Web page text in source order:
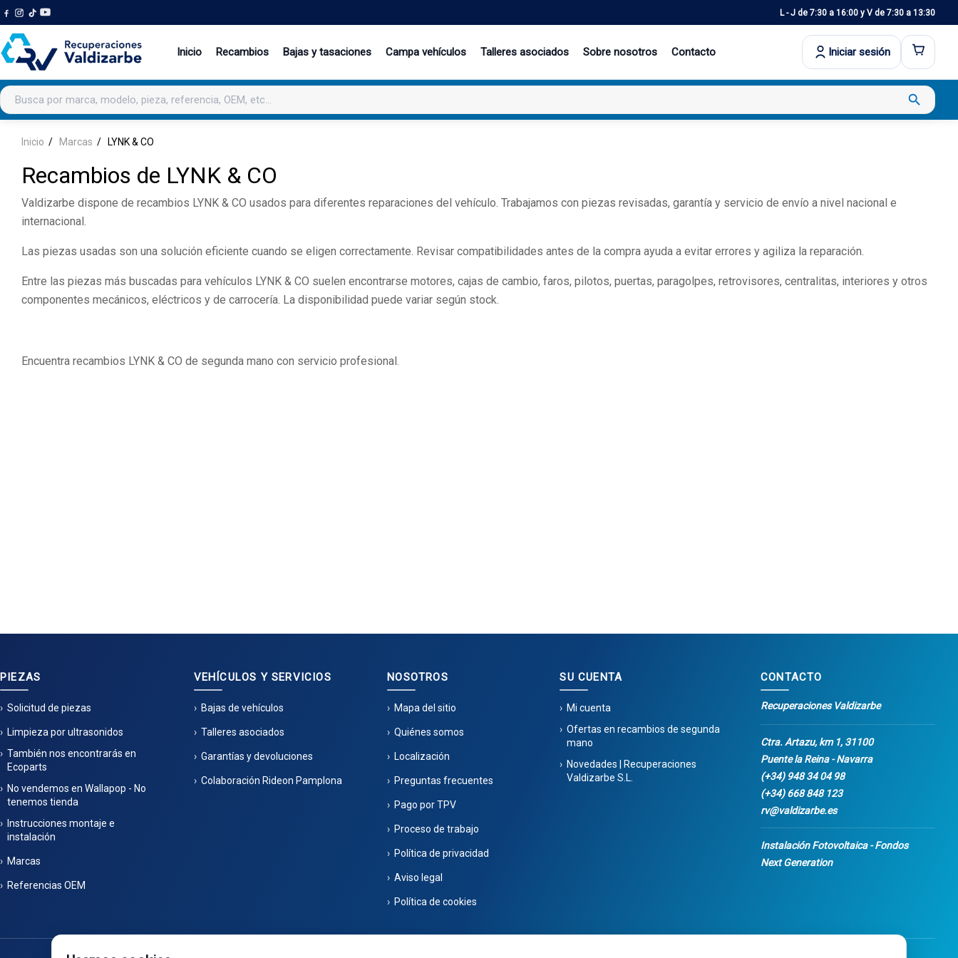
L - J de 7:30 a 16:00 y V de 7:30 a 13:30
Inicio Recambios Bajas y tasaciones Campa vehículos Talleres asociados Sobre nosotros Contacto Iniciar sesión
Buscar productos search
Inicio Marcas LYNK & CO
Recambios de LYNK & CO
Valdizarbe dispone de recambios LYNK & CO usados para diferentes reparaciones del vehículo. Trabajamos con piezas revisadas, garantía y servicio de envío a nivel nacional e
internacional.
Las piezas usadas son una solución eficiente cuando se eligen correctamente. Revisar compatibilidades antes de la compra ayuda a evitar errores y agiliza la reparación.
Entre las piezas más buscadas para vehículos LYNK & CO suelen encontrarse motores, cajas de cambio, faros, pilotos, puertas, paragolpes, retrovisores, centralitas, interiores y otros
componentes mecánicos, eléctricos y de carrocería. La disponibilidad puede variar según stock.
Encuentra recambios LYNK & CO de segunda mano con servicio profesional.
PIEZAS
Solicitud de piezas
Limpieza por ultrasonidos
También nos encontrarás en
Ecoparts
No vendemos en Wallapop - No
tenemos tienda
Instrucciones montaje e
instalación
Marcas
Referencias OEM
VEHÍCULOS Y SERVICIOS
Bajas de vehículos
Talleres asociados
Garantías y devoluciones
Colaboración Rideon Pamplona
NOSOTROS
Mapa del sitio
Quiénes somos
Localización
Preguntas frecuentes
Pago por TPV
Proceso de trabajo
Política de privacidad
Aviso legal
Política de cookies
SU CUENTA
Mi cuenta
Ofertas en recambios de segunda
mano
Novedades | Recuperaciones
Valdizarbe S.L.
CONTACTO
Recuperaciones Valdizarbe
Ctra. Artazu, km 1, 31100
Puente la Reina - Navarra
(+34) 948 34 04 98
(+34) 668 848 123
rv@valdizarbe.es
Instalación Fotovoltaica - Fondos
Next Generation